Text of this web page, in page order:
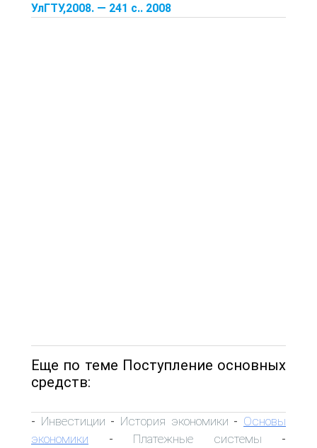
УлГТУ,2008. — 241 с.. 2008
Еще по теме Поступление основных
средств:
- Инвестиции - История экономики - Основы
экономики - Платежные системы -